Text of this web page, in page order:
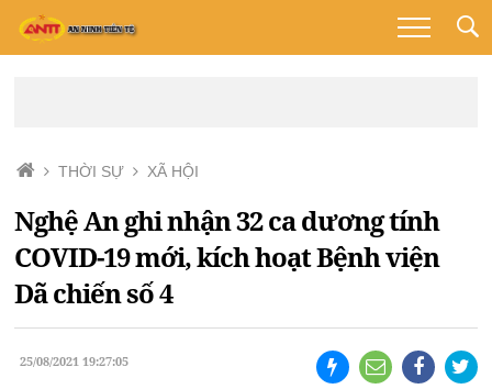
THỜI SỰ XÃ HỘI
Nghệ An ghi nhận 32 ca dương tính
COVID-19 mới, kích hoạt Bệnh viện
Dã chiến số 4
25/08/2021 19:27:05